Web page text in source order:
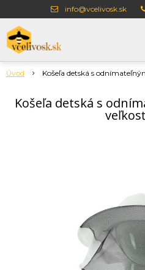
info@vcelivosk.sk
Úvod Košeľa detská s
Košeľa detská s